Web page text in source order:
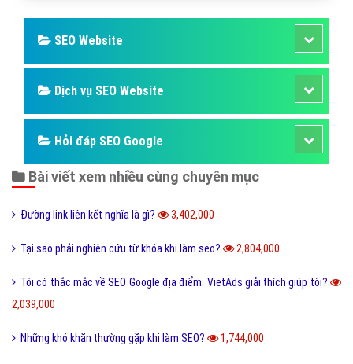
SEO Website
Dịch vụ SEO Website
Hỏi đáp SEO Google
Bài viết xem nhiều cùng chuyên mục
Đường link liên kết nghĩa là gì? 3,402,000
Tại sao phải nghiên cứu từ khóa khi làm seo? 2,804,000
Tôi có thắc mắc về SEO Google địa điểm. VietAds giải thích giúp tôi?
2,039,000
Những khó khăn thường gặp khi làm SEO? 1,744,000